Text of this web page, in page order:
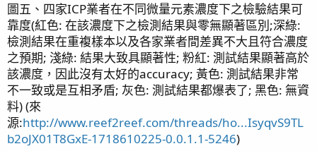
圖五、四家ICP業者在不同微量元素濃度下之檢驗結果可
靠度(紅色: 在該濃度下之檢測結果與零無顯著區別;深綠:
檢測結果在重複樣本以及各家業者間差異不大且符合濃度
之預期; 淺綠: 結果大致具顯著性; 粉紅: 測試結果顯著高於
該濃度，因此沒有太好的accuracy; 黃色: 測試結果非常
不一致或是互相矛盾; 灰色: 測試結果都爆表了; 黑色: 無資
料) (來
源:http://www.reef2reef.com/threads/ho...IsyqvS9TL
b2oJX01T8GxE-1718610225-0.0.1.1-5246)